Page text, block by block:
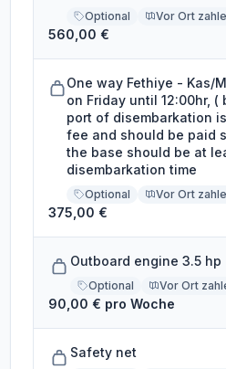
Optional Vor Ort
560,00 €
One way Fethiye - Kas/
on Friday until 12:00hr,
port of disembarkation
fee and should be paid
the base should be at
disembarkation time
Optional Vor Ort
375,00 €
Outboard engine 3.5 hp
Optional Vor Ort
90,00 € pro Woche
Safety net